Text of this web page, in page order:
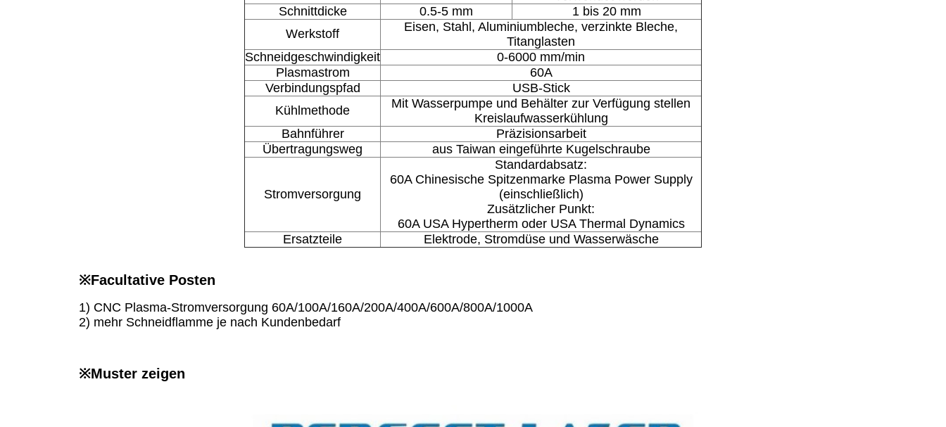
Schnittdicke
0.5-5 mm
1 bis 20 mm
Werkstoff
Eisen, Stahl, Aluminiumbleche, verzinkte Bleche,
Titanglasten
Schneidgeschwindigkeit
0-6000 mm/min
Plasmastrom
60A
Verbindungspfad
USB-Stick
Kühlmethode
Mit Wasserpumpe und Behälter zur Verfügung stellen
Kreislaufwasserkühlung
Bahnführer
Präzisionsarbeit
Übertragungsweg
aus Taiwan eingeführte Kugelschraube
Stromversorgung
Standardabsatz:
60A Chinesische Spitzenmarke Plasma Power Supply
(einschließlich)
Zusätzlicher Punkt:
60A USA Hypertherm oder USA Thermal Dynamics
Ersatzteile
Elektrode, Stromdüse und Wasserwäsche
※Facultative Posten
1) CNC Plasma-Stromversorgung 60A/100A/160A/200A/400A/600A/800A/1000A
2) mehr Schneidflamme je nach Kundenbedarf
※Muster zeigen